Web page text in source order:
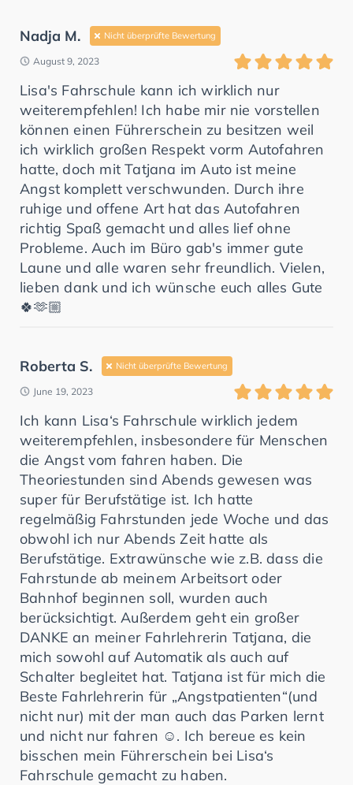
Nadja M. Nicht überprüfte Bewertung
August 9, 2023
Lisa's Fahrschule kann ich wirklich nur
weiterempfehlen! Ich habe mir nie vorstellen
können einen Führerschein zu besitzen weil
ich wirklich großen Respekt vorm Autofahren
hatte, doch mit Tatjana im Auto ist meine
Angst komplett verschwunden. Durch ihre
ruhige und offene Art hat das Autofahren
richtig Spaß gemacht und alles lief ohne
Probleme. Auch im Büro gab's immer gute
Laune und alle waren sehr freundlich. Vielen,
lieben dank und ich wünsche euch alles Gute
🍀🫶🏼
Roberta S. Nicht überprüfte Bewertung
June 19, 2023
Ich kann Lisa‘s Fahrschule wirklich jedem
weiterempfehlen, insbesondere für Menschen
die Angst vom fahren haben. Die
Theoriestunden sind Abends gewesen was
super für Berufstätige ist. Ich hatte
regelmäßig Fahrstunden jede Woche und das
obwohl ich nur Abends Zeit hatte als
Berufstätige. Extrawünsche wie z.B. dass die
Fahrstunde ab meinem Arbeitsort oder
Bahnhof beginnen soll, wurden auch
berücksichtigt. Außerdem geht ein großer
DANKE an meiner Fahrlehrerin Tatjana, die
mich sowohl auf Automatik als auch auf
Schalter begleitet hat. Tatjana ist für mich die
Beste Fahrlehrerin für „Angstpatienten“(und
nicht nur) mit der man auch das Parken lernt
und nicht nur fahren ☺️. Ich bereue es kein
bisschen mein Führerschein bei Lisa‘s
Fahrschule gemacht zu haben.